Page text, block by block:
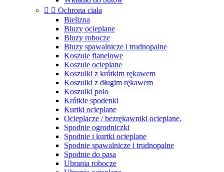
  Ochrona ciała
Bielizna
Bluzy ocieplane
Bluzy robocze
Bluzy spawalnicze i trudnopalne
Koszule flanelowe
Koszule ocieplane
Koszulki z krótkim rękawem
Koszulki z długim rękawem
Koszulki polo
Krótkie spodenki
Kurtki ocieplane
Ocieplacze / bezrękawniki ocieplane.
Spodnie ogrodniczki
Spodnie i kurtki ocieplane
Spodnie spawalnicze i trudnopalne
Spodnie do pasa
Ubrania robocze